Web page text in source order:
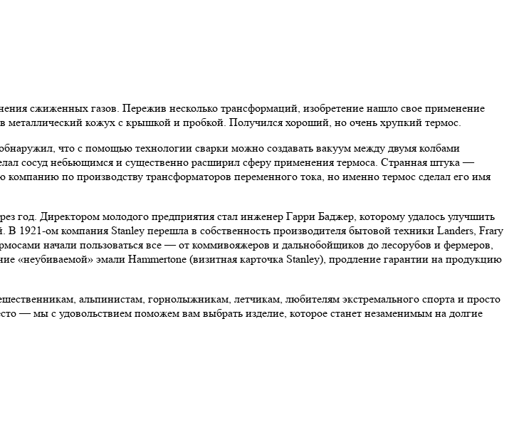
сжиженных газов. Пережив несколько трансформаций, изобретение нашло свое применение
металлический кожух с крышкой и пробкой. Получился хороший, но очень хрупкий термос.
что с помощью технологии сварки можно создавать вакуум между двумя колбами
сосуд небьющимся и существенно расширил сферу применения термоса. Странная штука —
по производству трансформаторов переменного тока, но именно термос сделал его имя
год. Директором молодого предприятия стал инженер Гарри Баджер, которому удалось улучшить
1921-ом компания Stanley перешла в собственность производителя бытовой техники Landers, Frary
начали пользоваться все — от коммивояжеров и дальнобойщиков до лесорубов и фермеров,
«неубиваемой» эмали Hammertone (визитная карточка Stanley), продление гарантии на продукцию
альпинистам, горнолыжникам, летчикам, любителям экстремального спорта и просто
— мы с удовольствием поможем вам выбрать изделие, которое станет незаменимым на долгие